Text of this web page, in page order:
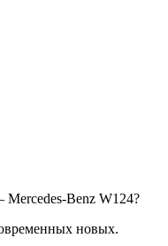
Benz W124?
новых.